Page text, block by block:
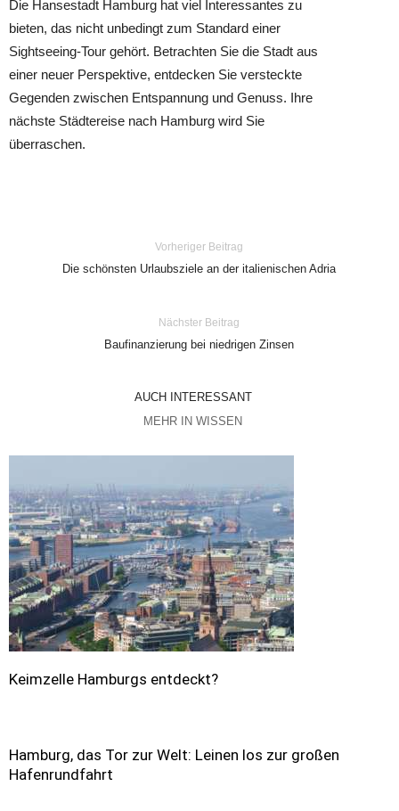
Die Hansestadt Hamburg hat viel Interessantes zu
bieten, das nicht unbedingt zum Standard einer
Sightseeing-Tour gehört. Betrachten Sie die Stadt aus
einer neuer Perspektive, entdecken Sie versteckte
Gegenden zwischen Entspannung und Genuss. Ihre
nächste Städtereise nach Hamburg wird Sie
überraschen.
Vorheriger Beitrag
Die schönsten Urlaubsziele an der italienischen Adria
Nächster Beitrag
Baufinanzierung bei niedrigen Zinsen
AUCH INTERESSANT
MEHR IN WISSEN
Keimzelle Hamburgs entdeckt?
Hamburg, das Tor zur Welt: Leinen los zur großen
Hafenrundfahrt